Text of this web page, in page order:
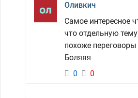
Оливкич
Самое интересное
что отдельную
похоже переговоры
Боляяя
0
0